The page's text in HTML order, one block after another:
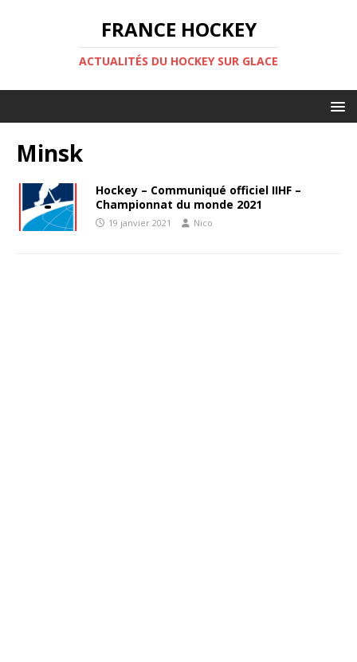
FRANCE HOCKEY
ACTUALITÉS DU HOCKEY SUR GLACE
Minsk
Hockey – Communiqué officiel IIHF –
Championnat du monde 2021
19 janvier 2021 Nico